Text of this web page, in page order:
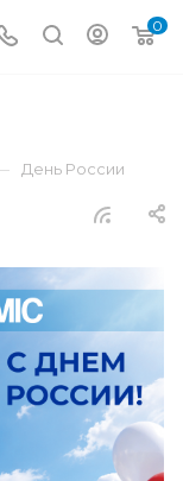
0
День России